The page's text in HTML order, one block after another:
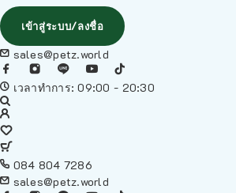
เข้าสู่ระบบ/ลงชื่อ
sales@petz.world
เวลาทำการ: 09:00 - 20:30
084 804 7286
sales@petz.world